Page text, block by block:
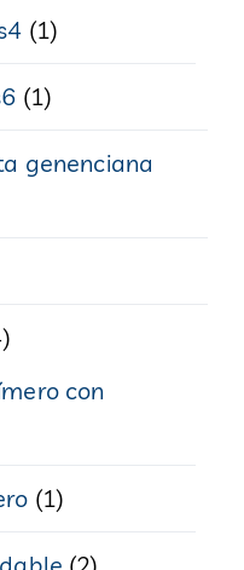
(1)
(1)
genenciana
con
(1)